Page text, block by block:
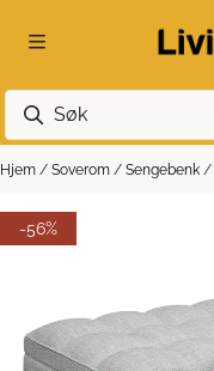
Hjem / Soverom / Sengebenk /
-56%